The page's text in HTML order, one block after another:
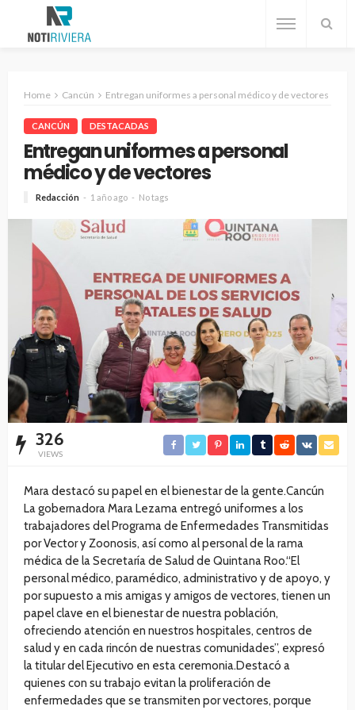
Home Cancún Entregan uniformes a personal médico y de vectores
CANCÚN DESTACADAS
Entregan uniformes a personal
médico y de vectores
Redacción 1 año ago No tags
326
VIEWS
Mara destacó su papel en el bienestar de la gente.Cancún
La gobernadora Mara Lezama entregó uniformes a los
trabajadores del Programa de Enfermedades Transmitidas
por Vector y Zoonosis, así como al personal de la rama
médica de la Secretaría de Salud de Quintana Roo.“El
personal médico, paramédico, administrativo y de apoyo, y
por supuesto a mis amigas y amigos de vectores, tienen un
papel clave en el bienestar de nuestra población,
ofreciendo atención en nuestros hospitales, centros de
salud y en cada rincón de nuestras comunidades”, expresó
la titular del Ejecutivo en esta ceremonia.Destacó a
quienes con su trabajo evitan la proliferación de
enfermedades que se transmiten por vectores, porque